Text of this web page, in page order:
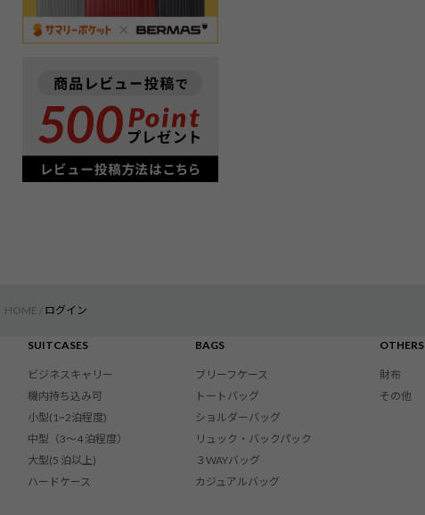
HOME ログイン
SUITCASES
ビジネスキャリー
機内持ち込み可
小型(1~2泊程度)
中型（3〜4 泊程度）
大型(5 泊以上)
ハードケース
BAGS
ブリーフケース
トートバッグ
ショルダーバッグ
リュック・バックパック
３WAYバッグ
カジュアルバッグ
OTHERS
財布
その他